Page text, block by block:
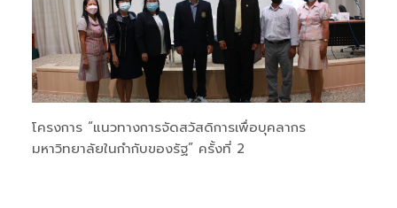
โครงการ “แนวทางการจัดสวัสดิการเพื่อบุคลากร
มหาวิทยาลัยในกำกับของรัฐ” ครั้งที่ 2